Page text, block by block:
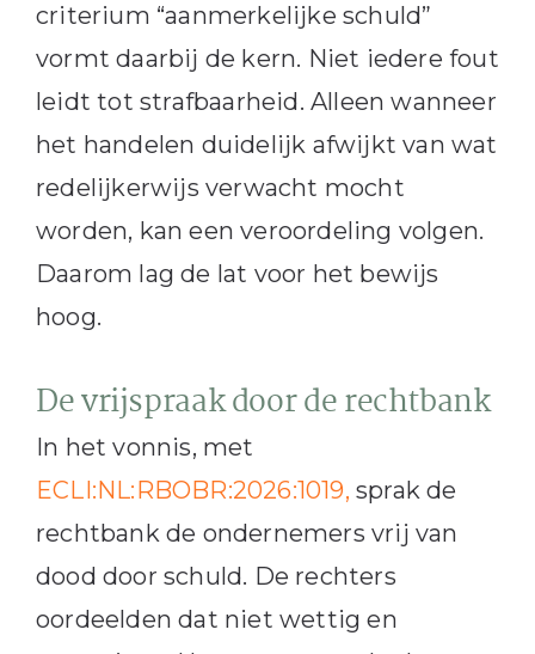
criterium “aanmerkelijke schuld”
vormt daarbij de kern. Niet iedere fout
leidt tot strafbaarheid. Alleen wanneer
het handelen duidelijk afwijkt van wat
redelijkerwijs verwacht mocht
worden, kan een veroordeling volgen.
Daarom lag de lat voor het bewijs
hoog.
De vrijspraak door de rechtbank
In het vonnis, met
ECLI:NL:RBOBR:2026:1019, sprak de
rechtbank de ondernemers vrij van
dood door schuld. De rechters
oordeelden dat niet wettig en